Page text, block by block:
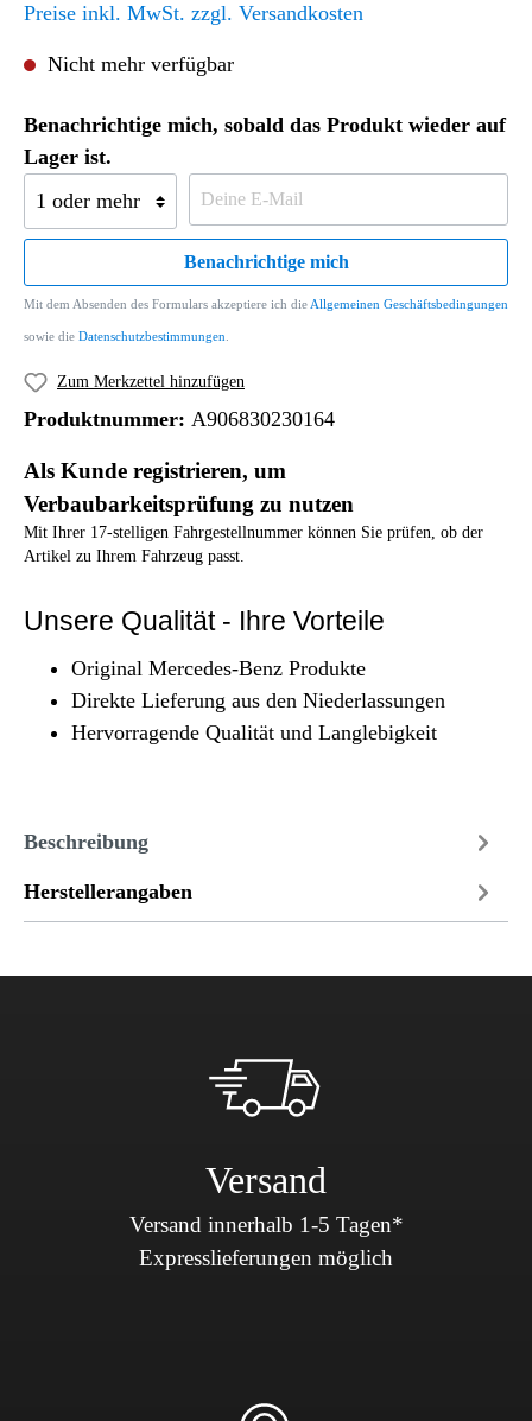
Preise inkl. MwSt. zzgl. Versandkosten
Nicht mehr verfügbar
Benachrichtige mich, sobald das Produkt wieder auf
Lager ist.
Benachrichtige mich
Mit dem Absenden des Formulars akzeptiere ich die Allgemeinen Geschäftsbedingungen
sowie die Datenschutzbestimmungen
Zum Merkzettel hinzufügen
Produktnummer: A906830230164
Als Kunde registrieren, um
Verbaubarkeitsprüfung zu nutzen
Mit Ihrer 17-stelligen Fahrgestellnummer können Sie prüfen, ob der
Artikel zu Ihrem Fahrzeug passt.
Unsere Qualität - Ihre Vorteile
Original Mercedes-Benz Produkte
Direkte Lieferung aus den Niederlassungen
Hervorragende Qualität und Langlebigkeit
Beschreibung
Herstellerangaben
Versand
Versand innerhalb 1-5 Tagen*
Expresslieferungen möglich